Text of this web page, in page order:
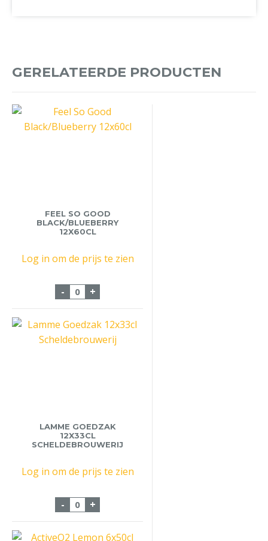
GERELATEERDE PRODUCTEN
FEEL SO GOOD
BLACK/BLUEBERRY
12X60CL
Log in om de prijs te zien
- Feel So Good Black/Blueberry 12x60cl
+
LAMME GOEDZAK
12X33CL
SCHELDEBROUWERIJ
Log in om de prijs te zien
- Lamme Goedzak 12x33cl
+